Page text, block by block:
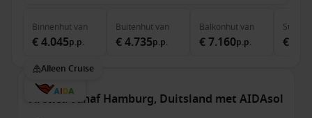
Binnenhutvan
€ 4.045p.p.
Buitenhutvan
€ 4.735p.p.
Balkonhutvan
€ 7.160p.p.
Suite
€
Alleen Cruise
Arctica vanaf Hamburg, Duitsland met AIDAsol